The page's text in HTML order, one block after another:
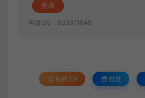
登录
客服QQ：630371849
收藏 (0) 打赏